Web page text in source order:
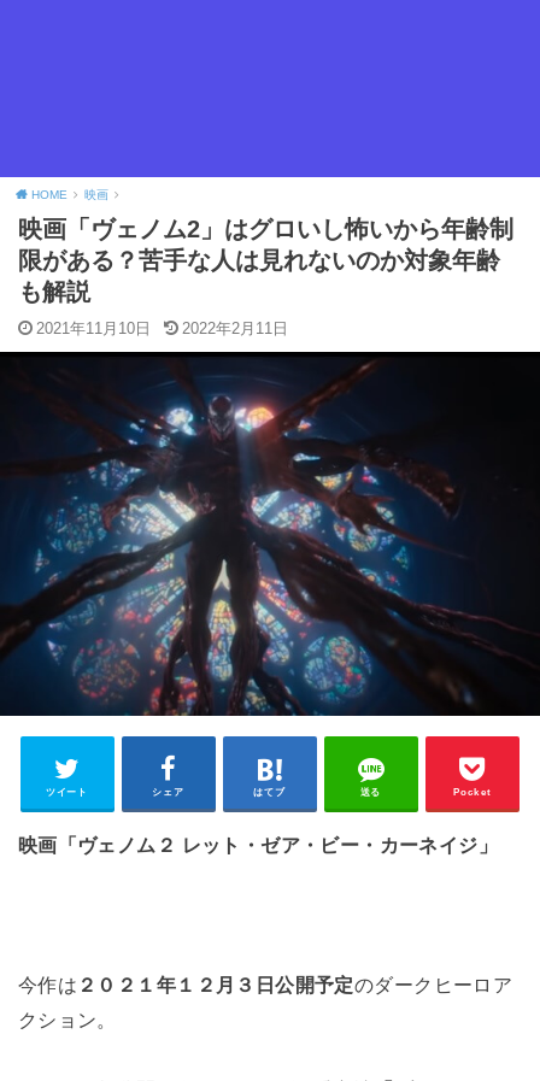
HOME 映画
映画「ヴェノム2」はグロいし怖いから年齢制
限がある？苦手な人は見れないのか対象年齢
も解説
2021年11月10日 2022年2月11日
ツイート シェア はてブ 送る Pocket
映画「ヴェノム２ レット・ゼア・ビー・カーネイジ」
今作は ２０２１年１２月３日公開予定のダークヒーロア
クション。